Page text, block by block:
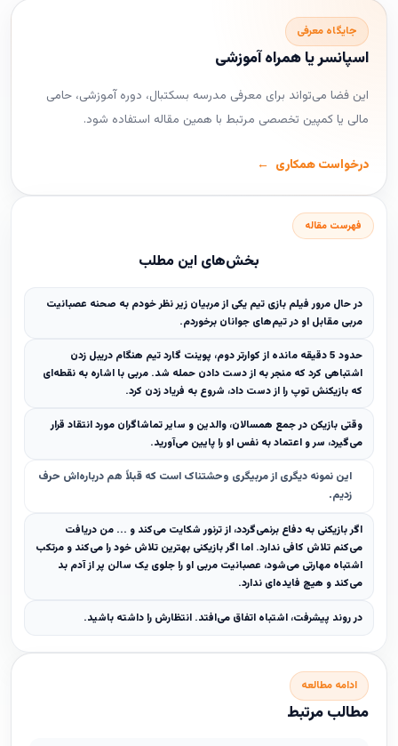
جایگاه معرفی
اسپانسر یا همراه آموزشی
این فضا می‌تواند برای معرفی مدرسه بسکتبال، دوره آموزشی، حامی
مالی یا کمپین تخصصی مرتبط با همین مقاله استفاده شود.
درخواست همکاری
فهرست مقاله
بخش‌های این مطلب
در حال مرور فیلم بازی تیم یکی از مربیان زیر نظر خودم به صحنه عصبانیت
مربی مقابل او در تیم‌های جوانان برخوردم.
حدود 5 دقیقه مانده از کوارتر دوم، پوینت گارد تیم هنگام دریبل زدن
اشتباهی کرد که منجر به از دست دادن حمله شد. مربی با اشاره به نقطه‌ای
که بازیکنش توپ را از دست داد، شروع به فریاد زدن کرد.
وقتی بازیکن در جمع همسالان، والدین و سایر تماشاگران مورد انتقاد قرار
می‌گیرد، سر و اعتماد به نفس او را پایین می‌آورید.
این نمونه دیگری از مربیگری وحشتناک است که قبلاً هم درباره‌اش حرف
زدیم.
اگر بازیکنی به دفاع برنمی‌گردد، از ترنور شکایت می‌کند و ... من دریافت
می‌کنم تلاش کافی ندارد. اما اگر بازیکنی بهترین تلاش خود را می‌کند و مرتکب
اشتباه مهارتی می‌شود، عصبانیت مربی او را جلوی یک سالن پر از آدم بد
می‌کند و هیچ فایده‌ای ندارد.
در روند پیشرفت، اشتباه‌ اتفاق می‌افتد. انتظارش را داشته باشید.
ادامه مطالعه
مطالب مرتبط